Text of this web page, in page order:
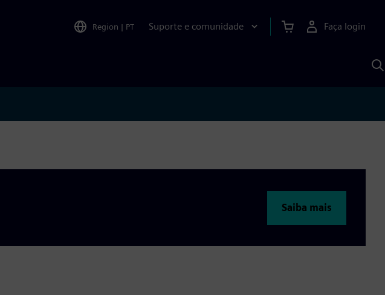
Region | PT Suporte e comunidade Faça login
Saiba mais